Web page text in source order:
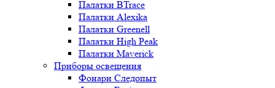
Палатки BTrace
Палатки Alexika
Палатки Greenell
Палатки High Peak
Палатки Maverick
Приборы освещения
Фонари Следопыт